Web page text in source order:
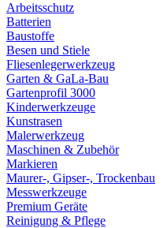
Arbeitsschutz
Batterien
Baustoffe
Besen und Stiele
Fliesenlegerwerkzeug
Garten & GaLa-Bau
Gartenprofil 3000
Kinderwerkzeuge
Kunstrasen
Malerwerkzeug
Maschinen & Zubehör
Markieren
Maurer-, Gipser-, Trockenbau
Messwerkzeuge
Premium Geräte
Reinigung & Pflege